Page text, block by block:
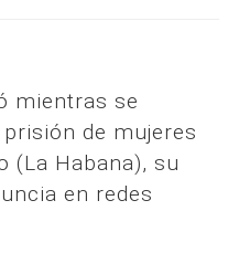
mientras se
de mujeres
(La Habana), su
en redes